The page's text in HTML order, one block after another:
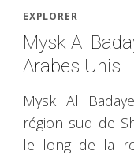
EXPLORER
Mysk Al
Arabes Unis
Mysk Al
région sud de
le long de la